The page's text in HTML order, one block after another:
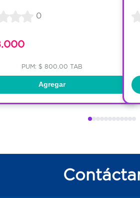
0
PUM: $ 800.00 TAB
Agregar